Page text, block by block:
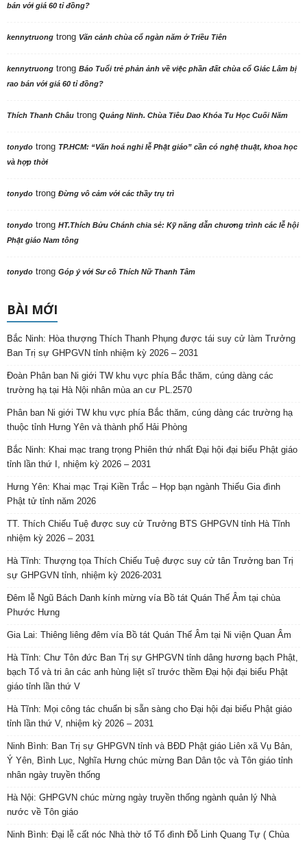
bán với giá 60 tỉ đồng?
kennytruong trong Vãn cảnh chùa cổ ngàn năm ở Triều Tiên
kennytruong trong Báo Tuổi trẻ phản ảnh về việc phần đất chùa cổ Giác Lâm bị
rao bán với giá 60 tỉ đồng?
Thích Thanh Châu trong Quảng Ninh. Chùa Tiêu Dao Khóa Tu Học Cuối Năm
tonydo trong TP.HCM: “Văn hoá nghi lễ Phật giáo” cần có nghệ thuật, khoa học
và hợp thời
tonydo trong Đừng vô cảm với các thầy trụ trì
tonydo trong HT.Thích Bửu Chánh chia sẻ: Kỹ năng dẫn chương trình các lễ hội
Phật giáo Nam tông
tonydo trong Góp ý với Sư cô Thích Nữ Thanh Tâm
BÀI MỚI
Bắc Ninh: Hòa thượng Thích Thanh Phụng được tái suy cử làm Trưởng
Ban Trị sự GHPGVN tỉnh nhiệm kỳ 2026 – 2031
Đoàn Phân ban Ni giới TW khu vực phía Bắc thăm, cúng dàng các
trường hạ tại Hà Nội nhân mùa an cư PL.2570
Phân ban Ni giới TW khu vực phía Bắc thăm, cúng dàng các trường hạ
thuộc tỉnh Hưng Yên và thành phố Hải Phòng
Bắc Ninh: Khai mạc trang trọng Phiên thứ nhất Đại hội đại biểu Phật giáo
tỉnh lần thứ I, nhiệm kỳ 2026 – 2031
Hưng Yên: Khai mạc Trại Kiền Trắc – Họp bạn ngành Thiếu Gia đình
Phật tử tỉnh năm 2026
TT. Thích Chiếu Tuệ được suy cử Trưởng BTS GHPGVN tỉnh Hà Tĩnh
nhiệm kỳ 2026 – 2031
Hà Tĩnh: Thượng tọa Thích Chiếu Tuệ được suy cử tân Trưởng ban Trị
sự GHPGVN tỉnh, nhiệm kỳ 2026-2031
Đêm lễ Ngũ Bách Danh kính mừng vía Bồ tát Quán Thế Âm tại chùa
Phước Hưng
Gia Lai: Thiêng liêng đêm vía Bồ tát Quán Thế Âm tại Ni viện Quan Âm
Hà Tĩnh: Chư Tôn đức Ban Trị sự GHPGVN tỉnh dâng hương bạch Phật,
bạch Tổ và tri ân các anh hùng liệt sĩ trước thềm Đại hội đại biểu Phật
giáo tỉnh lần thứ V
Hà Tĩnh: Mọi công tác chuẩn bị sẵn sàng cho Đại hội đại biểu Phật giáo
tỉnh lần thứ V, nhiệm kỳ 2026 – 2031
Ninh Bình: Ban Trị sự GHPGVN tỉnh và BĐD Phật giáo Liên xã Vụ Bản,
Ý Yên, Bình Lục, Nghĩa Hưng chúc mừng Ban Dân tộc và Tôn giáo tỉnh
nhân ngày truyền thống
Hà Nội: GHPGVN chúc mừng ngày truyền thống ngành quản lý Nhà
nước về Tôn giáo
Ninh Bình: Đại lễ cất nóc Nhà thờ tổ Tổ đình Đỗ Linh Quang Tự ( Chùa